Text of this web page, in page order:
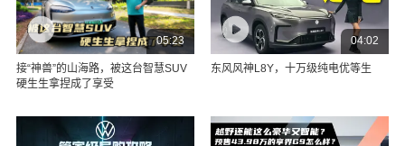
05:23
接“神兽”的山海路，被这台智慧SUV
硬生生拿捏成了享受
04:02
东风风神L8Y，十万级纯电优等生